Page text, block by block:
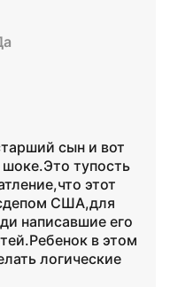
сын и вот
тупость
этот
США,для
написавшие его
в этом
логические